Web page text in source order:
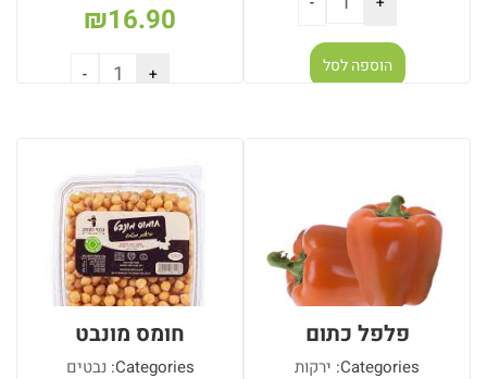
הוספה לסל
₪16.90
פלפל כתום
Categories: ירקות
חומס מונבט
Categories: נבטים